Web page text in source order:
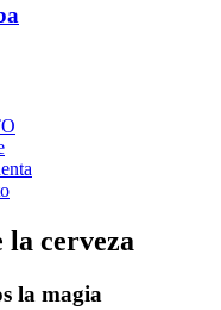
la cerveza
la magia